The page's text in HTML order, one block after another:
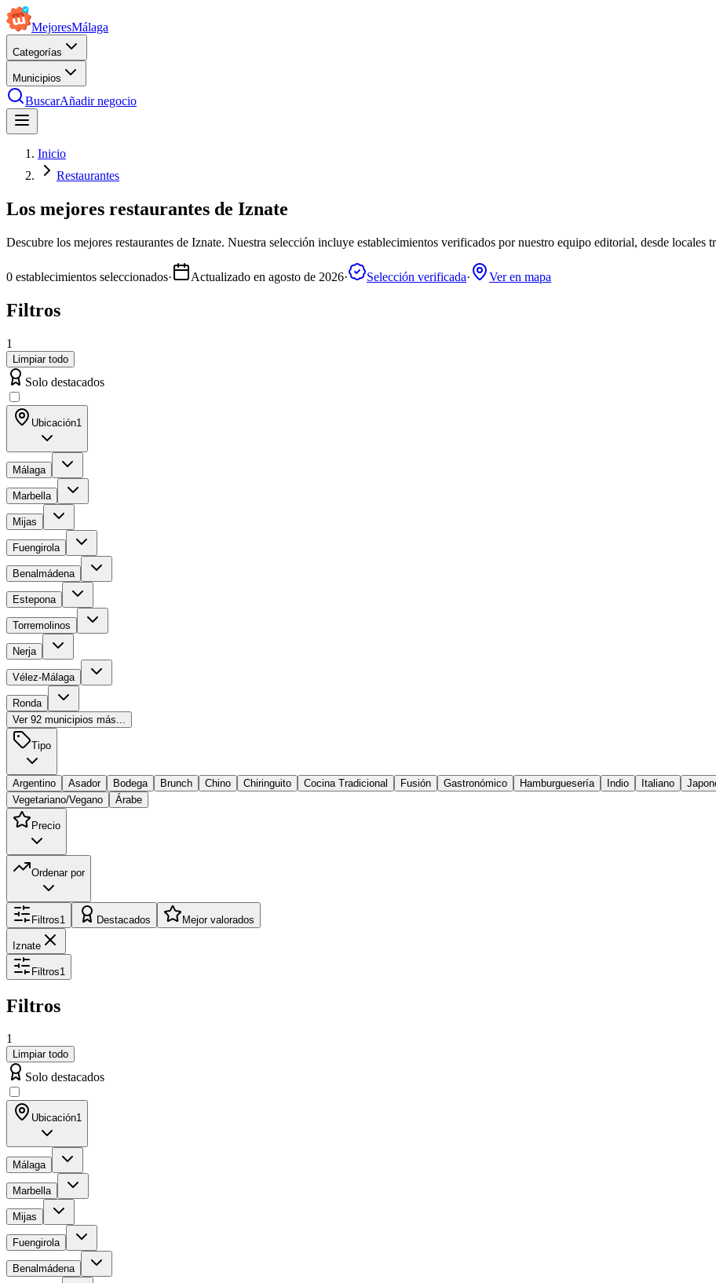
MejoresMálaga
Categorías
Municipios
BuscarAñadir negocio
Inicio
Restaurantes
Los mejores restaurantes de Iznate
Descubre los mejores restaurantes de Iznate. Nuestra selección incluye establecimientos verificados por nuestro equipo editorial, desde locales
0 establecimientos seleccionados· Actualizado en agosto de 2026· Selección verificada· Ver en mapa
Filtros
1
Limpiar todo
Solo destacados
Ubicación1
Málaga
Marbella
Mijas
Fuengirola
Benalmádena
Estepona
Torremolinos
Nerja
Vélez-Málaga
Ronda
Ver 92 municipios más...
Tipo
Argentino Asador Bodega Brunch Chino Chiringuito Cocina Tradicional Fusión Gastronómico Hamburguesería Indio Italiano
Vegetariano/Vegano
Árabe
Precio
Ordenar por
Filtros1 Destacados Mejor valorados
Iznate
Filtros1
Filtros
1
Limpiar todo
Solo destacados
Ubicación1
Málaga
Marbella
Mijas
Fuengirola
Benalmádena